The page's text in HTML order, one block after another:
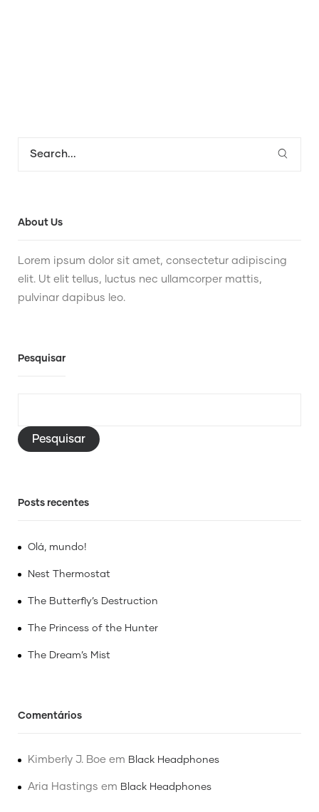
About Us
Lorem ipsum dolor sit amet, consectetur adipiscing
elit. Ut elit tellus, luctus nec ullamcorper mattis,
pulvinar dapibus leo.
Pesquisar
Pesquisar
Posts recentes
Olá, mundo!
Nest Thermostat
The Butterfly’s Destruction
The Princess of the Hunter
The Dream’s Mist
Comentários
Kimberly J. Boe em Black Headphones
Aria Hastings em Black Headphones